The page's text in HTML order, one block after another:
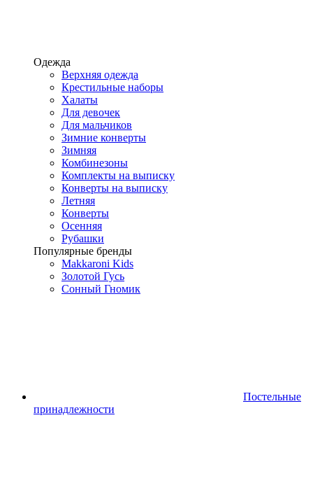
Одежда
Верхняя одежда
Крестильные наборы
Халаты
Для девочек
Для мальчиков
Зимние конверты
Зимняя
Комбинезоны
Комплекты на выписку
Конверты на выписку
Летняя
Конверты
Осенняя
Рубашки
Популярные бренды
Makkaroni Kids
Золотой Гусь
Сонный Гномик
Постельные
принадлежности